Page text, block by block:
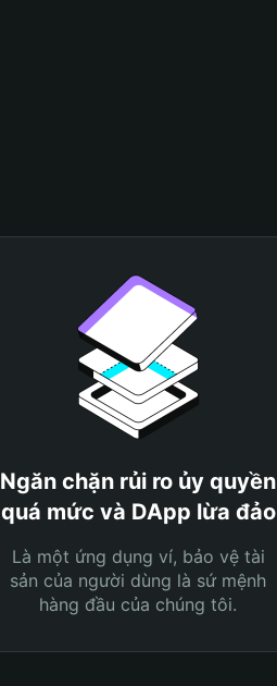
Ngăn chặn rủi ro ủy quyền
quá mức và DApp lừa đảo
Là một ứng dụng ví, bảo vệ tài
sản của người dùng là sứ mệnh
hàng đầu của chúng tôi.